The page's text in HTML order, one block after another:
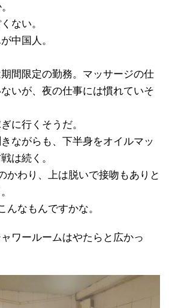
ない。
中国人。
間限定の勤務。マッサージの仕
いが、夜の仕事には慣れていそ
に行くそうだ。
ながらも、下半身をオイルマッ
は続く。
かわり、上は脱いで接吻もありと
んなもんですかな。
ワールームはやたらと広かっ